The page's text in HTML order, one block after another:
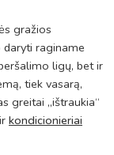
gražios
daryti raginame
ligų, bet ir
tiek vasarą,
greitai „ištraukia“
ir kondicionieriai